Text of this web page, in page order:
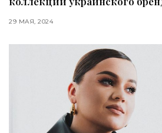
29 МАЯ, 2024